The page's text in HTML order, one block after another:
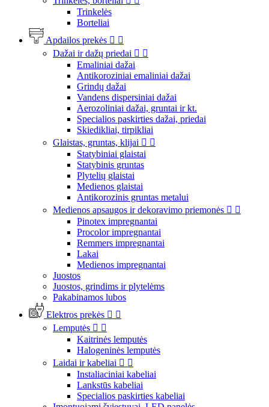
Trinkelės
Borteliai
Apdailos prekės  
Dažai ir dažų priedai  
Emaliniai dažai
Antikoroziniai emaliniai dažai
Grindų dažai
Vandens dispersiniai dažai
Aerozoliniai dažai, gruntai ir kt.
Specialios paskirties dažai, priedai
Skiedikliai, tirpikliai
Glaistas, gruntas, klijai  
Statybiniai glaistai
Statybinis gruntas
Plytelių glaistai
Medienos glaistai
Antikorozinis gruntas metalui
Medienos apsaugos ir dekoravimo priemonės  
Pinotex impregnantai
Procolor impregnantai
Remmers impregnantai
Lakai
Medienos impregnantai
Juostos
Juostos, grindims ir plytelėms
Pakabinamos lubos
Elektros prekės  
Lemputės  
Kaitrinės lemputės
Halogeninės lemputės
Laidai ir kabeliai  
Instaliaciniai kabeliai
Lankstūs kabeliai
Specialios paskirties kabeliai